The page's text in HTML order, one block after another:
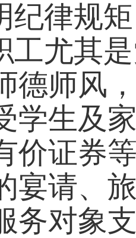
纪律规
工尤其
德师风
学生及
价证券
宴请、
务对象